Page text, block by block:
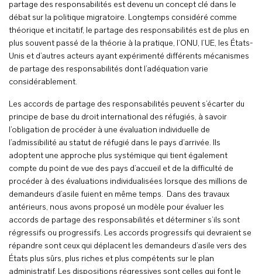
partage des responsabilités est devenu un concept clé dans le
débat sur la politique migratoire. Longtemps considéré comme
théorique et incitatif, le partage des responsabilités est de plus en
plus souvent passé de la théorie à la pratique, l’ONU, l’UE, les États-
Unis et d’autres acteurs ayant expérimenté différents mécanismes
de partage des responsabilités dont l’adéquation varie
considérablement.
Les accords de partage des responsabilités peuvent s’écarter du
principe de base du droit international des réfugiés, à savoir
l’obligation de procéder à une évaluation individuelle de
l’admissibilité au statut de réfugié dans le pays d’arrivée. Ils
adoptent une approche plus systémique qui tient également
compte du point de vue des pays d’accueil et de la difficulté de
procéder à des évaluations individualisées lorsque des millions de
demandeurs d’asile fuient en même temps. Dans des travaux
antérieurs, nous avons proposé un modèle pour évaluer les
accords de partage des responsabilités et déterminer s’ils sont
régressifs ou progressifs. Les accords progressifs qui devraient se
répandre sont ceux qui déplacent les demandeurs d’asile vers des
États plus sûrs, plus riches et plus compétents sur le plan
administratif. Les dispositions régressives sont celles qui font le